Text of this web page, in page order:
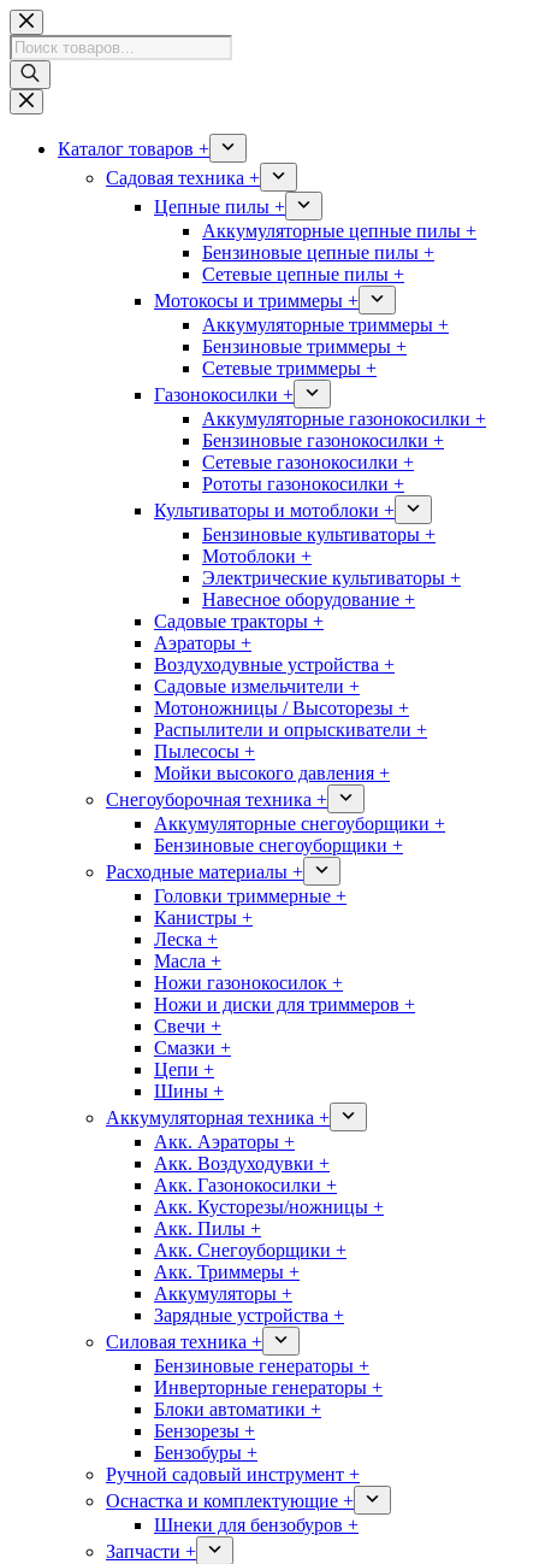
Перейти
к
сути
Поиск
товаров
Каталог товаров +
Садовая техника +
Цепные пилы +
Аккумуляторные цепные пилы +
Бензиновые цепные пилы +
Сетевые цепные пилы +
Мотокосы и триммеры +
Аккумуляторные триммеры +
Бензиновые триммеры +
Сетевые триммеры +
Газонокосилки +
Аккумуляторные газонокосилки +
Бензиновые газонокосилки +
Сетевые газонокосилки +
Рототы газонокосилки +
Культиваторы и мотоблоки +
Бензиновые культиваторы +
Мотоблоки +
Электрические культиваторы +
Навесное оборудование +
Садовые тракторы +
Аэраторы +
Воздуходувные устройства +
Садовые измельчители +
Мотоножницы / Высоторезы +
Распылители и опрыскиватели +
Пылесосы +
Мойки высокого давления +
Снегоуборочная техника +
Аккумуляторные снегоуборщики +
Бензиновые снегоуборщики +
Расходные материалы +
Головки триммерные +
Канистры +
Леска +
Масла +
Ножи газонокосилок +
Ножи и диски для триммеров +
Свечи +
Смазки +
Цепи +
Шины +
Аккумуляторная техника +
Акк. Аэраторы +
Акк. Воздуходувки +
Акк. Газонокосилки +
Акк. Кусторезы/ножницы +
Акк. Пилы +
Акк. Снегоуборщики +
Акк. Триммеры +
Аккумуляторы +
Зарядные устройства +
Силовая техника +
Бензиновые генераторы +
Инверторные генераторы +
Блоки автоматики +
Бензорезы +
Бензобуры +
Ручной садовый инструмент +
Оснастка и комплектующие +
Шнеки для бензобуров +
Запчасти +